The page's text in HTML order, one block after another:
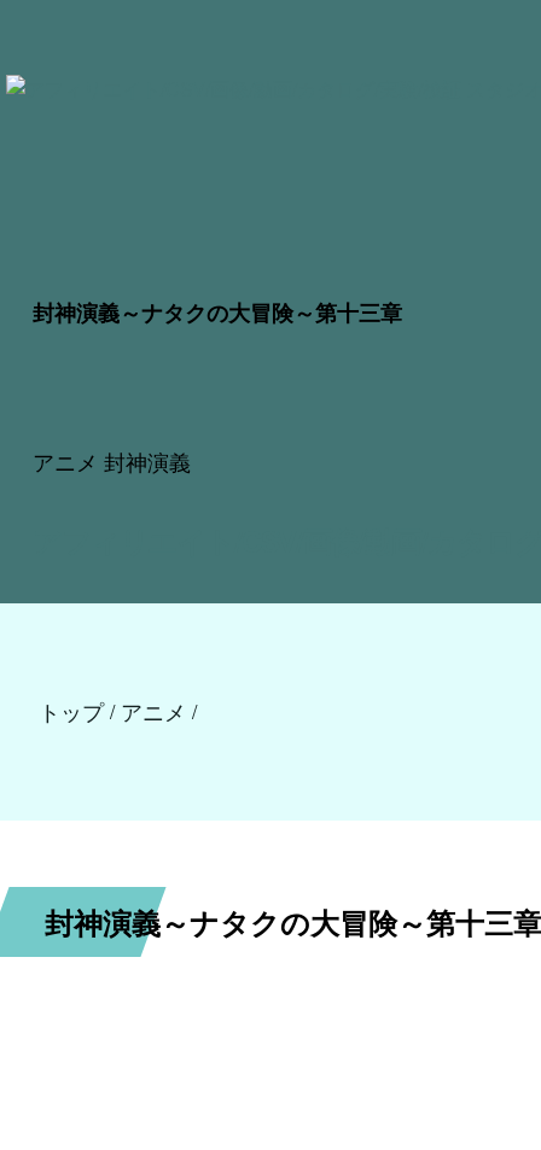
封神演義～ナタクの大冒険～第十三章
アニメ 封神演義
封神演義～ナタクの大冒険～第十三章
トップ / アニメ /